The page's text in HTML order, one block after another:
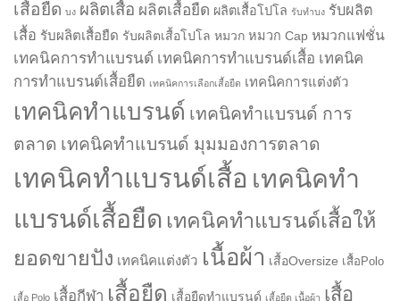
เสื้อยืด บง ผลิตเสื้อ ผลิตเสื้อยืด ผลิตเสื้อโปโล รับทำบง รับผลิต
เสื้อ รับผลิตเสื้อยืด รับผลิตเสื้อโปโล หมวก หมวก Cap หมวกแฟชั่น
เทคนิคการทำแบรนด์ เทคนิคการทำแบรนด์เสื้อ เทคนิค
การทำแบรนด์เสื้อยืด เทคนิคการเลือกเสื้อยืด เทคนิคการแต่งตัว
เทคนิคทำแบรนด์ เทคนิคทำแบรนด์ การ
ตลาด เทคนิคทำแบรนด์ มุมมองการตลาด
เทคนิคทำแบรนด์เสื้อ เทคนิคทำ
แบรนด์เสื้อยืด เทคนิคทำแบรนด์เสื้อให้
ยอดขายปัง เทคนิคแต่งตัว เนื้อผ้า เสื้อOversize เสื้อPolo
เสื้อ Polo เสื้อกีฬา เสื้อยืด เสื้อยืดทำแบรนด์ เสื้อยืด เนื้อผ้า เสื้อ